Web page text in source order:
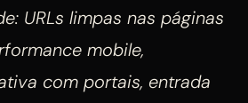
URLs limpas nas páginas
mobile,
com portais, entrada